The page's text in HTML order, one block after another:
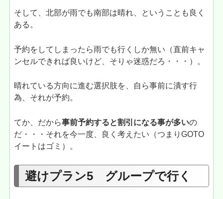
そして、北部が雨でも南部は晴れ、ということも良く
ある。
予約をしてしまったら雨でも行くしか無い（直前キャ
ンセルできれば良いけど、そりゃ迷惑だろ・・・）。
晴れている方向に進む選択肢を、自ら事前に潰す行
為、それが予約。
てか、だから事前予約すると割引になる事が多いの
だ・・・それを今一度、良く考えたい（つまりGOTO
イートはゴミ）。
避けプラン5 グループで行く